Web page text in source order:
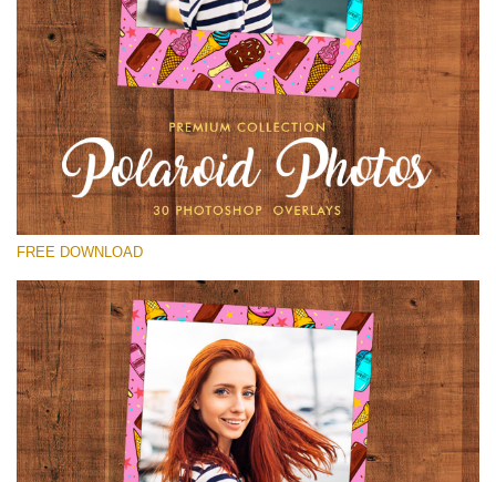
โปรดเลือก
Free Polaroid Overlay #12
Small 800*1027px
Polaroid Photos
(30 Overlays)
Fairy Tale (344 Overlays)
Large 6000*4000px
Entire Collection
(1783 Overlays)
Large 6000*4000px
FREE DOWNLOAD